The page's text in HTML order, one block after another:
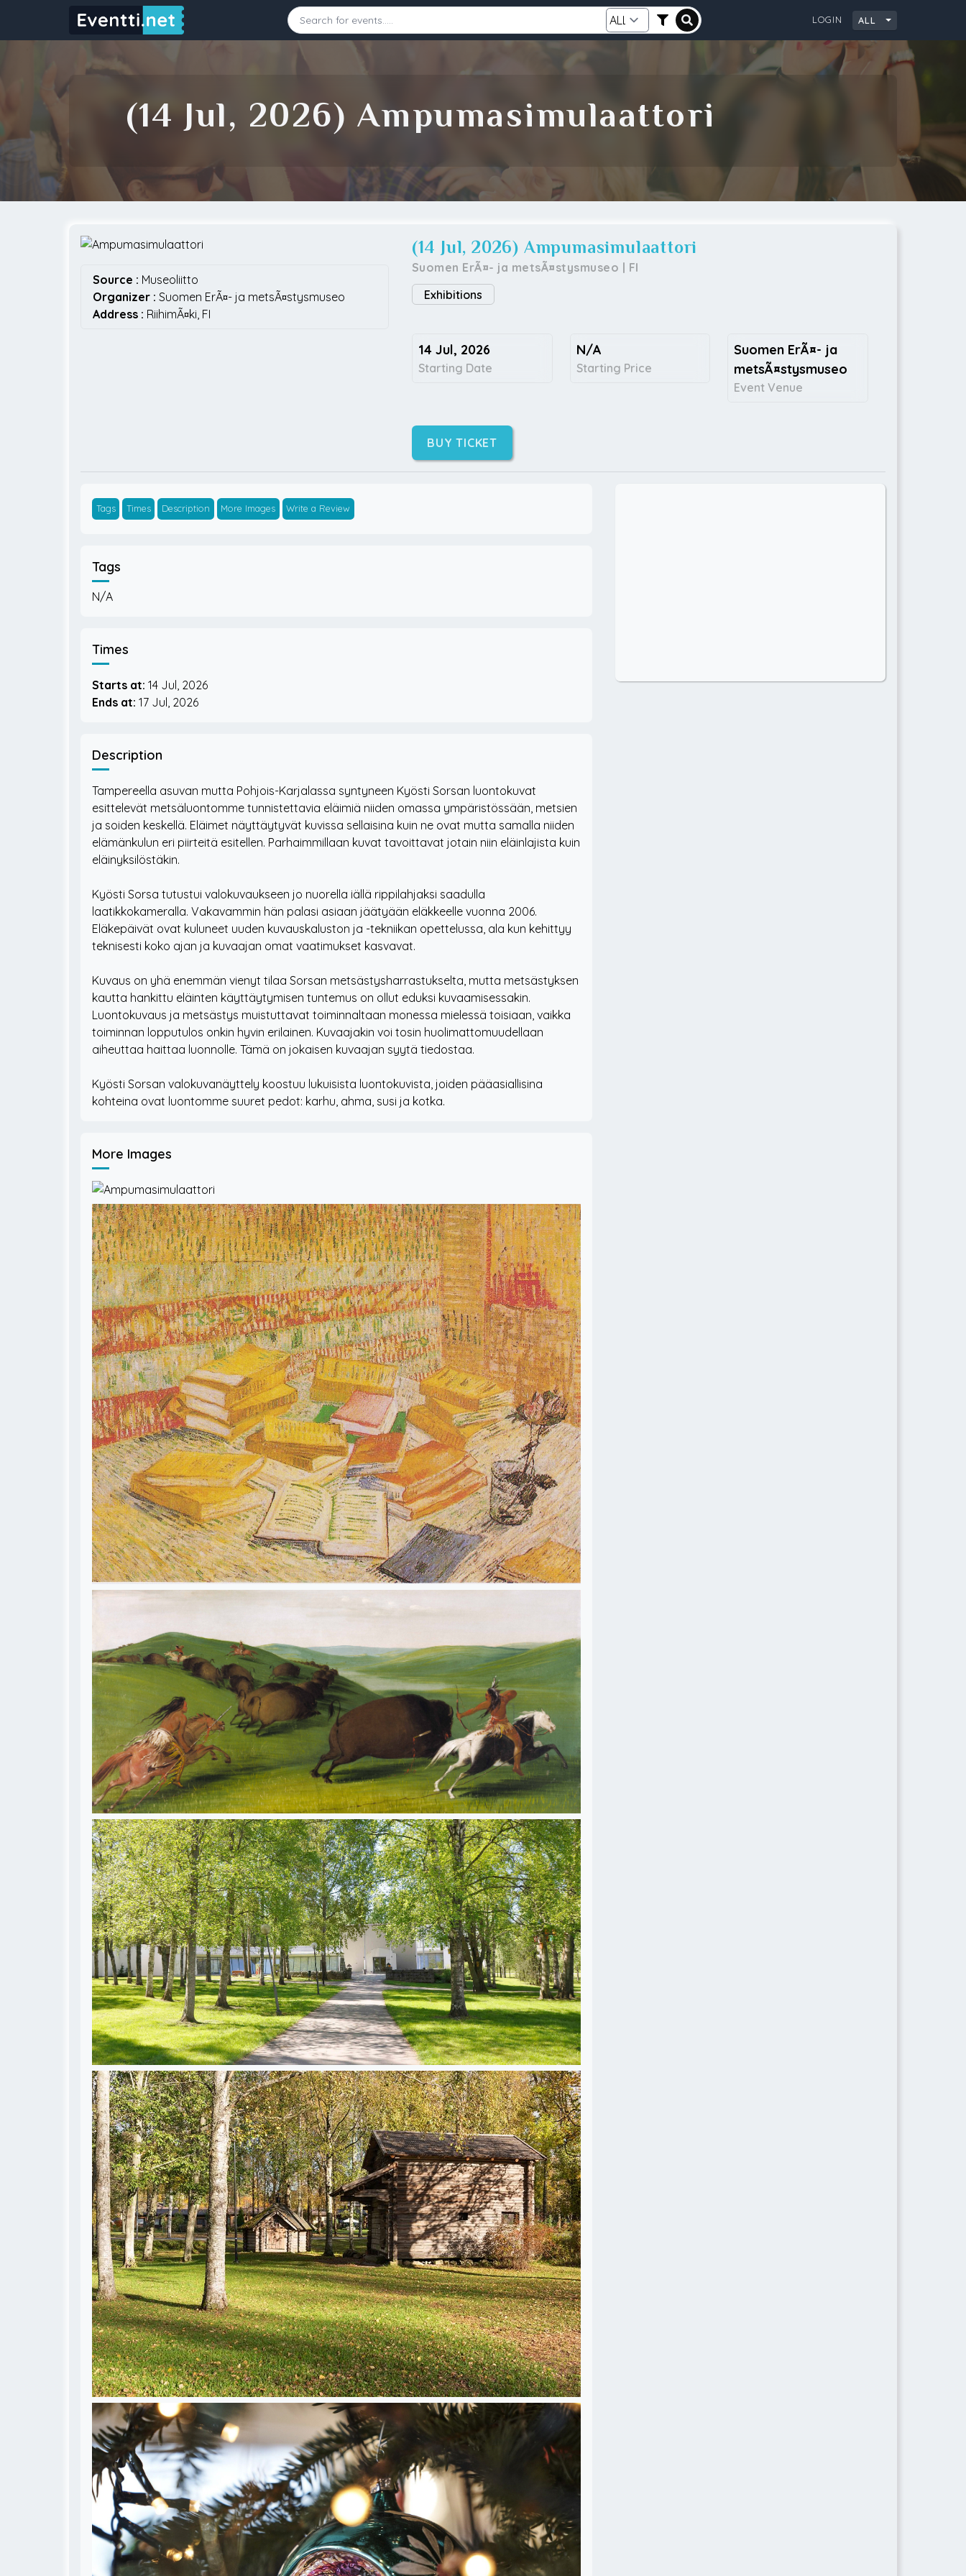
Ending Date City
Source
LOGIN ALL
(14 Jul, 2026) Ampumasimulaattori
Source : Museoliitto
Organizer : Suomen ErÃ¤- ja metsÃ¤stysmuseo
Address : RiihimÃ¤ki, FI
(14 Jul, 2026) Ampumasimulaattori
Suomen ErÃ¤- ja metsÃ¤stysmuseo
FI
Exhibitions
14 Jul, 2026
Starting Date
N/A
Starting Price
Suomen ErÃ¤- ja
metsÃ¤stysmuseo
Event Venue
BUY TICKET
Tags Times Description More Images Write a Review
Tags
N/A
Times
Starts at: 14 Jul, 2026
Ends at: 17 Jul, 2026
Description
Tampereella asuvan mutta Pohjois-Karjalassa syntyneen Kyösti Sorsan luontokuvat
esittelevät metsäluontomme tunnistettavia eläimiä niiden omassa ympäristössään, metsien
ja soiden keskellä. Eläimet näyttäytyvät kuvissa sellaisina kuin ne ovat mutta samalla niiden
elämänkulun eri piirteitä esitellen. Parhaimmillaan kuvat tavoittavat jotain niin eläinlajista kuin
eläinyksilöstäkin.
Kyösti Sorsa tutustui valokuvaukseen jo nuorella iällä rippilahjaksi saadulla
laatikkokameralla. Vakavammin hän palasi asiaan jäätyään eläkkeelle vuonna 2006.
Eläkepäivät ovat kuluneet uuden kuvauskaluston ja -tekniikan opettelussa, ala kun kehittyy
teknisesti koko ajan ja kuvaajan omat vaatimukset kasvavat.
Kuvaus on yhä enemmän vienyt tilaa Sorsan metsästysharrastukselta, mutta metsästyksen
kautta hankittu eläinten käyttäytymisen tuntemus on ollut eduksi kuvaamisessakin.
Luontokuvaus ja metsästys muistuttavat toiminnaltaan monessa mielessä toisiaan, vaikka
toiminnan lopputulos onkin hyvin erilainen. Kuvaajakin voi tosin huolimattomuudellaan
aiheuttaa haittaa luonnolle. Tämä on jokaisen kuvaajan syytä tiedostaa.
Kyösti Sorsan valokuvanäyttely koostuu lukuisista luontokuvista, joiden pääasiallisina
More Images